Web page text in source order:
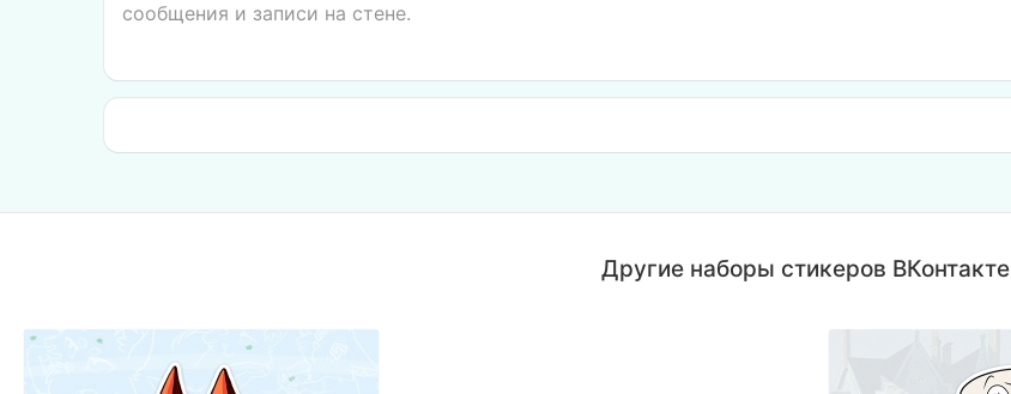
сообщения и записи на стене.
Другие наборы стикеров ВКонтакте